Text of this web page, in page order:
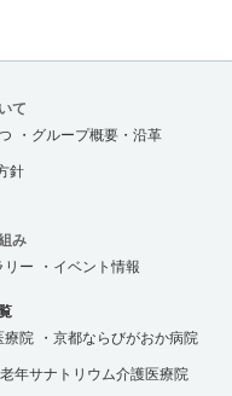
て
・グループ概要・沿革
針
み
リー ・イベント情報
療院 ・京都ならびがおか病院
老年サナトリウム介護医療院